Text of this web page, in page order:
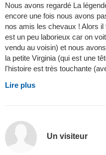
Nous avons regardé La
encore une fois nous avons
nos amis les chevaux ! Alors
est un peu laborieux car on
vendu au voisin) et nous
la petite Virginia (qui est une
l'histoire est très touchante
Lire plus
Un visiteur